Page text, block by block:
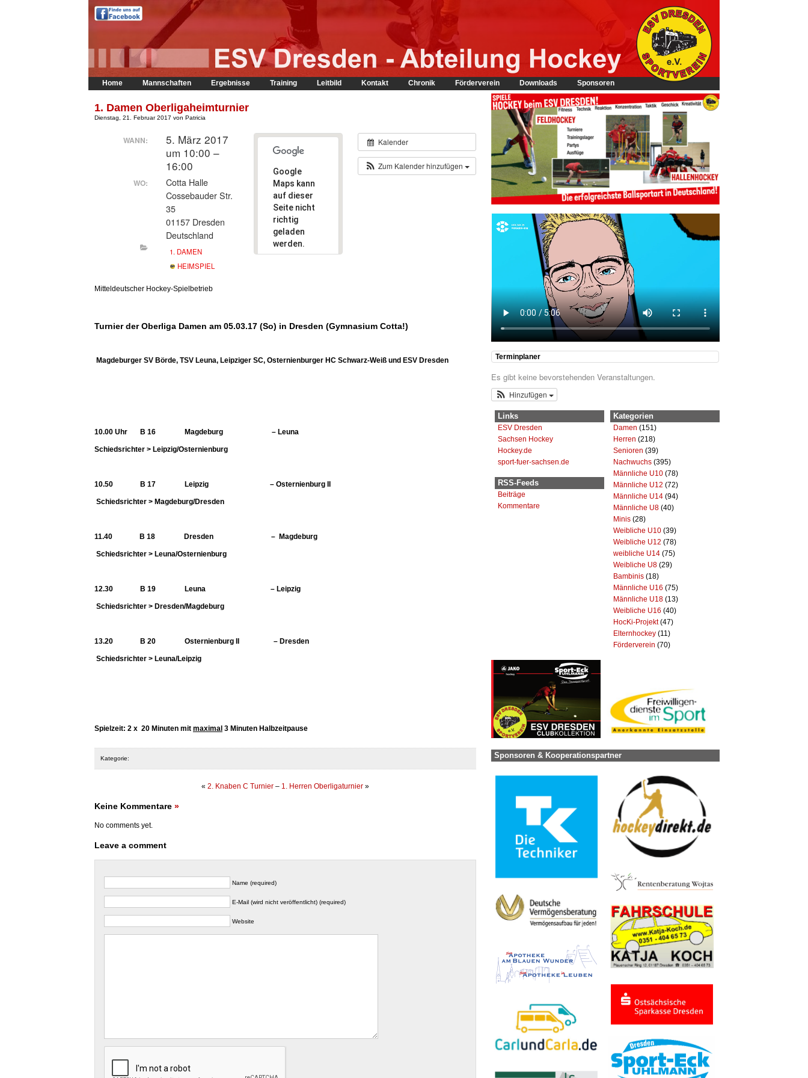
Home Mannschaften Ergebnisse Training Leitbild Kontakt Chronik Förderverein Downloads Sponsoren
Terminplaner
Es gibt keine bevorstehenden Veranstaltungen.
Hinzufügen
Kategorien
Damen (151)
Herren (218)
Senioren (39)
Nachwuchs (395)
Männliche U10 (78)
Männliche U12 (72)
Männliche U14 (94)
Männliche U8 (40)
Minis (28)
Weibliche U10 (39)
Weibliche U12 (78)
weibliche U14 (75)
Weibliche U8 (29)
Bambinis (18)
Männliche U16 (75)
Männliche U18 (13)
Weibliche U16 (40)
HocKi-Projekt(47)
Elternhockey (11)
Förderverein (70)
Links
ESV Dresden
Sachsen Hockey
Hockey.de
sport-fuer-sachsen.de
RSS-Feeds
Beiträge
Kommentare
Sponsoren & Kooperationspartner
1. Damen Oberligaheimturnier
Dienstag, 21. Februar 2017 von Patricia
Kalender
Zum Kalender hinzufügen
Google
Maps kann
auf dieser
Seite nicht
richtig
geladen
werden.
WANN:
5. März 2017
um 10:00 –
16:00
WO:
Cotta Halle
Cossebauder Str.
35
01157 Dresden
Deutschland
1. DAMEN
HEIMSPIEL
Mitteldeutscher Hockey-Spielbetrieb
Turnier der Oberliga Damen am 05.03.17 (So) in Dresden (Gymnasium Cotta!)
Magdeburger SV Börde, TSV Leuna, Leipziger SC, Osternienburger HC Schwarz-Weiß und ESV Dresden
10.00 Uhr B 16 Magdeburg – Leuna
Schiedsrichter > Leipzig/Osternienburg
10.50 B 17 Leipzig – Osternienburg II
Schiedsrichter > Magdeburg/Dresden
11.40 B 18 Dresden – Magdeburg
Schiedsrichter > Leuna/Osternienburg
12.30 B 19 Leuna – Leipzig
Schiedsrichter > Dresden/Magdeburg
13.20 B 20 Osternienburg II – Dresden
Schiedsrichter > Leuna/Leipzig
Spielzeit: 2 x 20 Minuten mit maximal 3 Minuten Halbzeitpause
Kategorie:
« 2. Knaben C Turnier – 1. Herren Oberligaturnier »
Keine Kommentare »
No comments yet.
Leave a comment
Name (required)
E-Mail (wird nicht veröffentlicht) (required)
Website